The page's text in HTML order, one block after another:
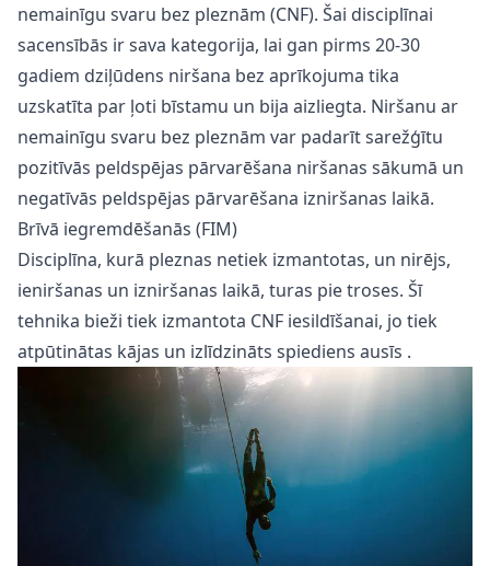
nemainīgu svaru bez pleznām (CNF). Šai disciplīnai
sacensībās ir sava kategorija, lai gan pirms 20-30
gadiem dziļūdens niršana bez aprīkojuma tika
uzskatīta par ļoti bīstamu un bija aizliegta. Niršanu ar
nemainīgu svaru bez pleznām var padarīt sarežģītu
pozitīvās peldspējas pārvarēšana niršanas sākumā un
negatīvās peldspējas pārvarēšana izniršanas laikā.
Brīvā iegremdēšanās (FIM)
Disciplīna, kurā pleznas netiek izmantotas, un nirējs,
ieniršanas un izniršanas laikā, turas pie troses. Šī
tehnika bieži tiek izmantota CNF iesildīšanai, jo tiek
atpūtinātas kājas un izlīdzināts spiediens ausīs .